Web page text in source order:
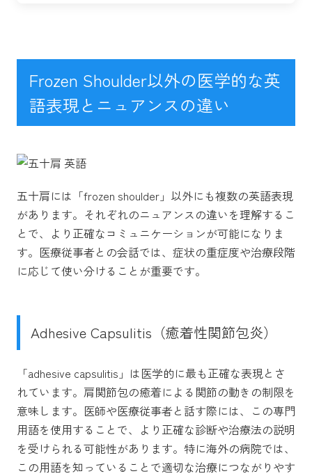
Frozen Shoulder以外の医学的な英
語表現とニュアンスの違い
五十肩には「frozen shoulder」以外にも複数の英語表現
があります。それぞれのニュアンスの違いを理解するこ
とで、より正確なコミュニケーションが可能になりま
す。医療従事者との会話では、症状の重症度や治療段階
に応じて使い分けることが重要です。
Adhesive Capsulitis（癒着性関節包炎）
「adhesive capsulitis」は医学的に最も正確な表現とさ
れています。肩関節包の癒着による関節の動きの制限を
意味します。医師や医療従事者と話す際には、この専門
用語を使用することで、より正確な診断や治療法の説明
を受けられる可能性があります。特に海外の病院では、
この用語を知っていることで適切な治療につながりやす